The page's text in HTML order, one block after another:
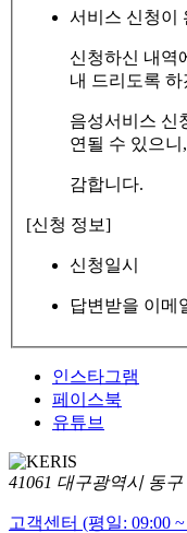
서비스 신청이
신청하신 내역
내 드리도록 하
음성서비스 신
연될 수 있으
감합니다.
[신청 정보]
신청일시
답변받을 이메
인스타그램
페이스북
유튜브
41061 대구광역시 동
고객센터 (평일: 09:00 ~